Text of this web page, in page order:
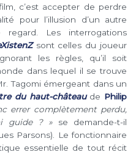
c’est accepter de perdre
pour l’illusion d’un autre
Les interrogations
sont celles du joueur
les règles, qu’il soit
dans lequel il se trouve
Tagomi émergeant dans un
du haut-château de Philip
errer complètement perdu,
guide ? » se demande-t-il
Parsons). Le fonctionnaire
essentielle de tout récit